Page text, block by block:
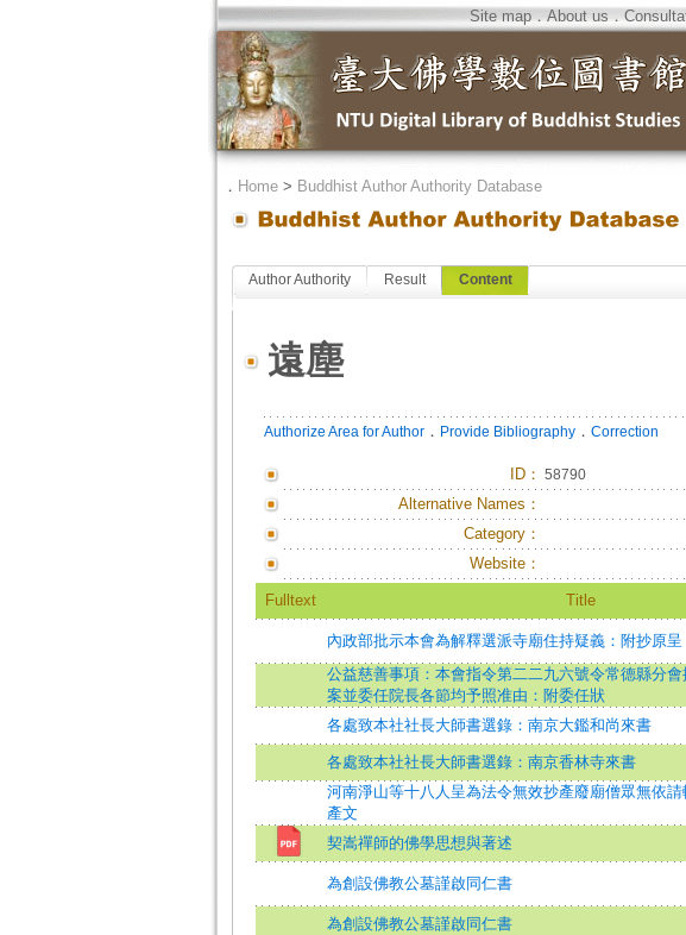
Site map．About us．
． Home> Buddhist Author Authority Database
Author Authority Result Content
遠塵
Authorize Area for Author． Provide Bibliography． Correction
ID： 58790
Alternative Names：
Category：
Website：
Fulltext Title
內政部批示本會為解釋選派寺廟住持疑義：附抄原呈
公益慈善事項：本會指令第二二九六號令常德縣分
案並委任院長各節均予照准由：附委任狀
各處致本社社長大師書選錄：南京大鑑和尚來書
各處致本社社長大師書選錄：南京香林寺來書
河南淨山等十八人呈為法令無效抄產廢廟僧眾無依
產文
契嵩禪師的佛學思想與著述
為創設佛教公墓謹啟同仁書
為創設佛教公墓謹啟同仁書